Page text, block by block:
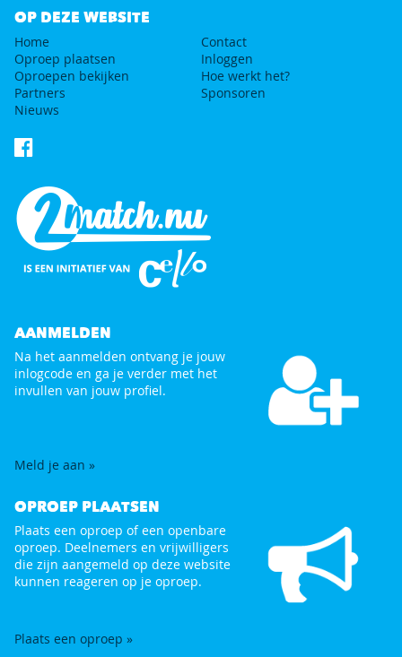
OP DEZE WEBSITE
Home
Contact
Oproep plaatsen
Inloggen
Oproepen bekijken
Hoe werkt het?
Partners
Sponsoren
Nieuws
AANMELDEN
Na het aanmelden ontvang je jouw
inlogcode en ga je verder met het
invullen van jouw profiel.
Meld je aan »
OPROEP PLAATSEN
Plaats een oproep of een openbare
oproep. Deelnemers en vrijwilligers
die zijn aangemeld op deze website
kunnen reageren op je oproep.
Plaats een oproep »